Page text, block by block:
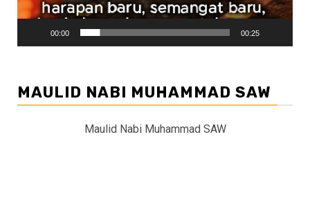
00:00 00:25
MAULID NABI MUHAMMAD SAW
Maulid Nabi Muhammad SAW